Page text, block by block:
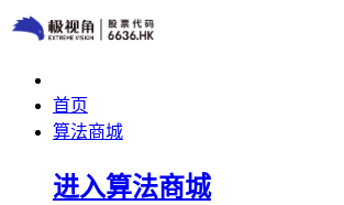
首页
算法商城
进入算法商城